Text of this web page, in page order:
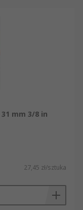
ponad 500
online, a
by
mm 3/8 in
27,45 zł/sztuka